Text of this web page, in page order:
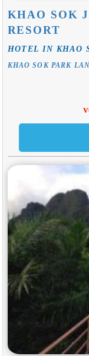
KHAO SOK
RESORT
HOTEL IN KHAO
KHAO SOK PARK